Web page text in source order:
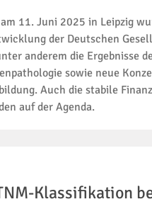
11. Juni 2025 in Leipzig
der Deutschen
anderem die Ergebnisse
sowie neue
Auch die stabile
auf der Agenda.
Klassifikation